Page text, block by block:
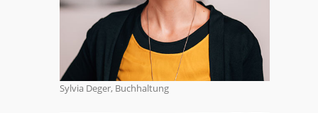
Sylvia Deger, Buchhaltung